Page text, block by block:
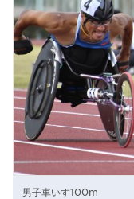
男子車いす100m